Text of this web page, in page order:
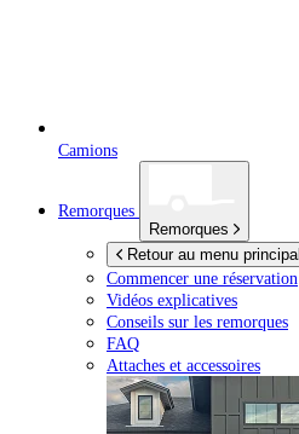
Camions
Remorques
Remorques
Retour au menu principal
Commencer une réservation
Vidéos explicatives
Conseils sur les remorques
FAQ
Attaches et accessoires